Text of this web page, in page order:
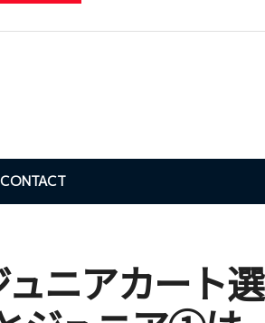
CONTACT
ュニアカート選